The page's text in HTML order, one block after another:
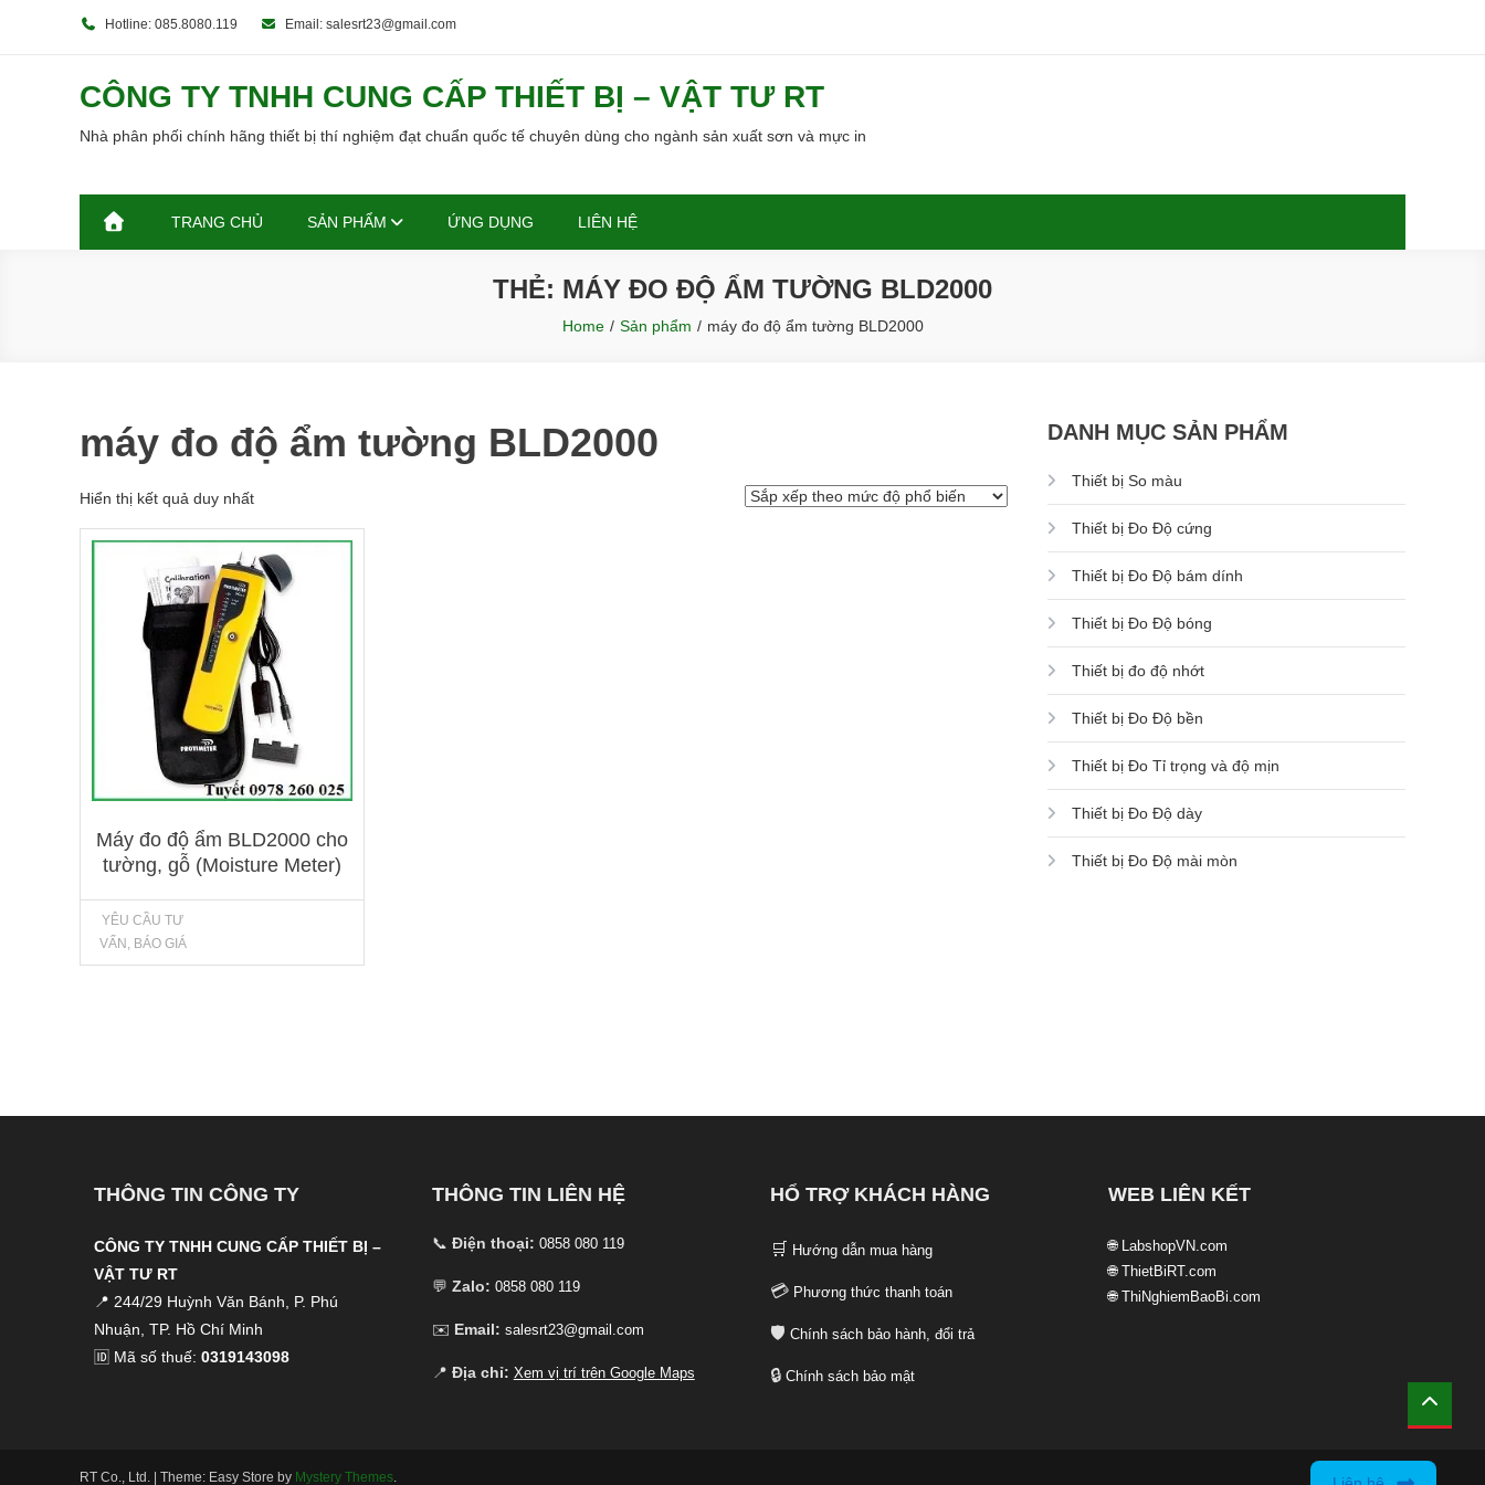
Hotline: 085.8080.119 Email: salesrt23@gmail.com
CÔNG TY TNHH CUNG CẤP THIẾT BỊ – VẬT TƯ RT
Nhà phân phối chính hãng thiết bị thí nghiệm đạt chuẩn quốc tế chuyên dùng cho ngành sản xuất sơn và mực in
TRANG CHỦ SẢN PHẨM ỨNG DỤNG LIÊN HỆ
THẺ: MÁY ĐO ĐỘ ẨM TƯỜNG BLD2000
Home Sản phẩm máy đo độ ẩm tường BLD2000
máy đo độ ẩm tường BLD2000
Hiển thị kết quả duy nhất
Máy đo độ ẩm BLD2000 cho
tường, gỗ (Moisture Meter)
YÊU CẦU TƯ
VẤN, BÁO GIÁ
DANH MỤC SẢN PHẨM
Thiết bị So màu
Thiết bị Đo Độ cứng
Thiết bị Đo Độ bám dính
Thiết bị Đo Độ bóng
Thiết bị đo độ nhớt
Thiết bị Đo Độ bền
Thiết bị Đo Tỉ trọng và độ mịn
Thiết bị Đo Độ dày
Thiết bị Đo Độ mài mòn
THÔNG TIN CÔNG TY
CÔNG TY TNHH CUNG CẤP THIẾT BỊ –
VẬT TƯ RT
📍 244/29 Huỳnh Văn Bánh, P. Phú
Nhuận, TP. Hồ Chí Minh
🆔 Mã số thuế: 0319143098
THÔNG TIN LIÊN HỆ
📞 Điện thoại: 0858 080 119
💬 Zalo: 0858 080 119
✉️ Email: salesrt23@gmail.com
📍 Địa chỉ: Xem vị trí trên Google Maps
HỔ TRỢ KHÁCH HÀNG
🛒 Hướng dẫn mua hàng
💳 Phương thức thanh toán
🛡️ Chính sách bảo hành, đổi trả
🔒 Chính sách bảo mật
WEB LIÊN KẾT
🌐 LabshopVN.com
🌐 ThietBiRT.com
🌐 ThiNghiemBaoBi.com
RT Co., Ltd. Theme: Easy Store by Mystery Themes.